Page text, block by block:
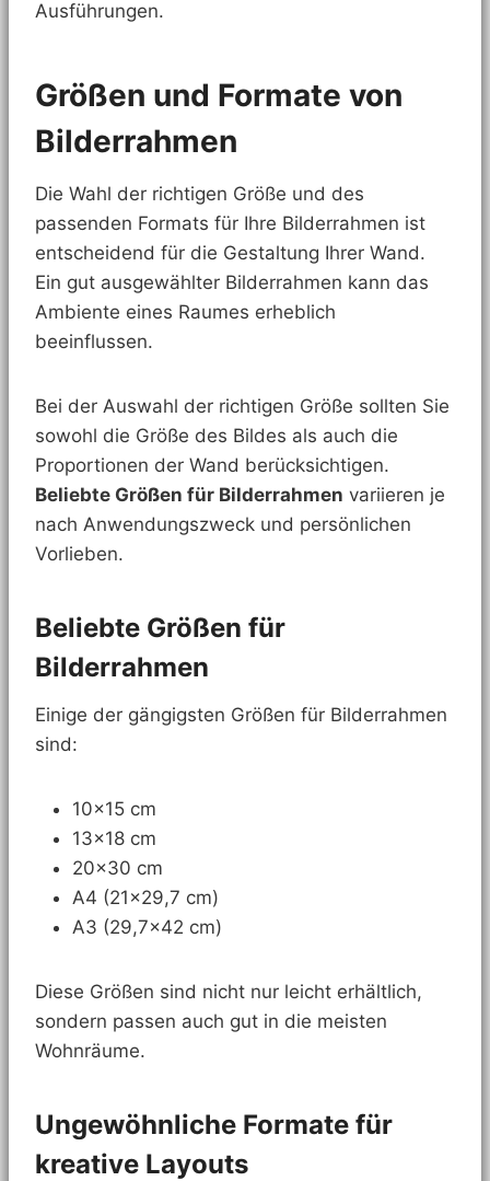
Ausführungen.
Größen und Formate von
Bilderrahmen
Die Wahl der richtigen Größe und des
passenden Formats für Ihre Bilderrahmen ist
entscheidend für die Gestaltung Ihrer Wand.
Ein gut ausgewählter Bilderrahmen kann das
Ambiente eines Raumes erheblich
beeinflussen.
Bei der Auswahl der richtigen Größe sollten Sie
sowohl die Größe des Bildes als auch die
Proportionen der Wand berücksichtigen.
Beliebte Größen für Bilderrahmen variieren je
nach Anwendungszweck und persönlichen
Vorlieben.
Beliebte Größen für
Bilderrahmen
Einige der gängigsten Größen für Bilderrahmen
sind:
10×15 cm
13×18 cm
20×30 cm
A4 (21×29,7 cm)
A3 (29,7×42 cm)
Diese Größen sind nicht nur leicht erhältlich,
sondern passen auch gut in die meisten
Wohnräume.
Ungewöhnliche Formate für
kreative Layouts